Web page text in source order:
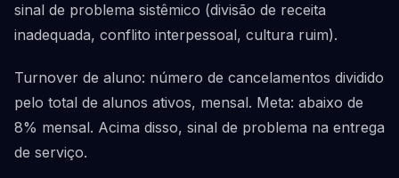
sinal de problema sistêmico (divisão de receita
inadequada, conflito interpessoal, cultura ruim).
Turnover de aluno: número de cancelamentos dividido
pelo total de alunos ativos, mensal. Meta: abaixo de
8% mensal. Acima disso, sinal de problema na entrega
de serviço.